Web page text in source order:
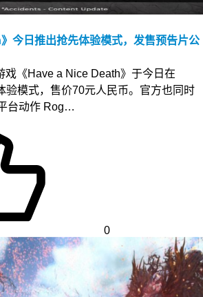
今日推出抢先体验模式，发售预告片公
戏《Have a Nice Death》于今日在
验模式，售价70元人民币。官方也同时
台动作 Rog…
0